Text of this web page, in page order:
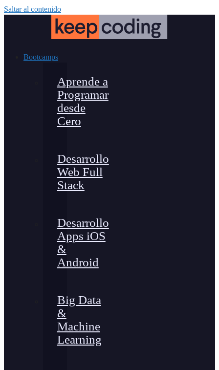
Saltar al contenido
Bootcamps
Aprende a
Programar
desde
Cero
Desarrollo
Web Full
Stack
Desarrollo
Apps iOS
&
Android
Big Data
&
Machine
Learning